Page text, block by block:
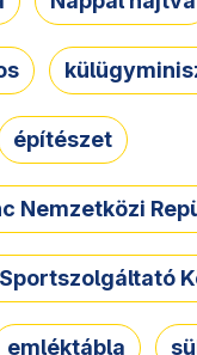
építészet
Nemzetközi
emléktábla